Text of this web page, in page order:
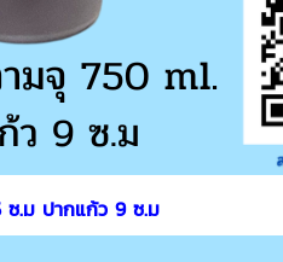
ซ.ม ปากแก้ว 9 ซ.ม